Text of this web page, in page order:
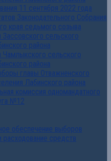
11 сентября 2022 года
Законодательного Собрания
края седьмого созыва
сельского
района
сельского
района
главы Отважненского
Лабинского района
комиссия одномандатного
№12
обеспечение выборов
расходование средств